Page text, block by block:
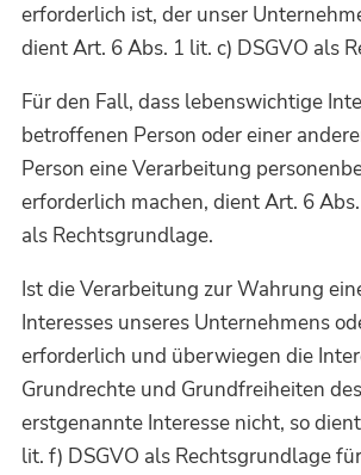
erforderlich ist, der unser
dient Art. 6 Abs. 1 lit. c) DSGVO als
Für den Fall, dass lebenswichtige
betroffenen Person oder einer
Person eine Verarbeitung
erforderlich machen, dient Art. 6
als Rechtsgrundlage.
Ist die Verarbeitung zur Wahrung
Interesses unseres Unternehmens
erforderlich und überwiegen die
Grundrechte und Grundfreiheiten
erstgenannte Interesse nicht, so
lit. f) DSGVO als Rechtsgrundlage